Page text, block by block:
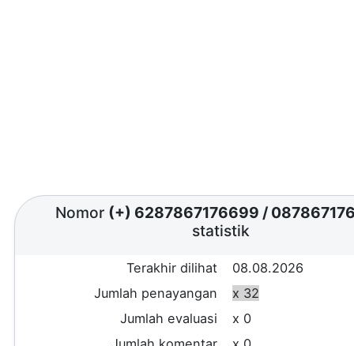
Nomor (+) 6287867176699 /
statistik
Terakhir dilihat
08.08.2026
Jumlah penayangan
x 32
Jumlah evaluasi
x 0